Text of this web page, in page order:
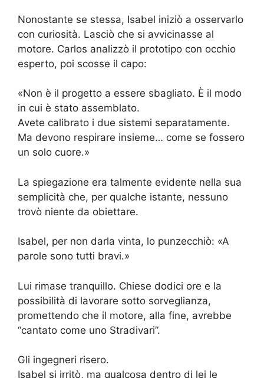
Nonostante se stessa, Isabel iniziò a osservarlo
con curiosità. Lasciò che si avvicinasse al
motore. Carlos analizzò il prototipo con occhio
esperto, poi scosse il capo:
«Non è il progetto a essere sbagliato. È il modo
in cui è stato assemblato.
Avete calibrato i due sistemi separatamente.
Ma devono respirare insieme… come se fossero
un solo cuore.»
La spiegazione era talmente evidente nella sua
semplicità che, per qualche istante, nessuno
trovò niente da obiettare.
Isabel, per non darla vinta, lo punzecchiò: «A
parole sono tutti bravi.»
Lui rimase tranquillo. Chiese dodici ore e la
possibilità di lavorare sotto sorveglianza,
promettendo che il motore, alla fine, avrebbe
“cantato come uno Stradivari”.
Gli ingegneri risero.
Isabel si irritò, ma qualcosa dentro di lei le